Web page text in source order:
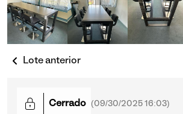
Lote anterior
Cerrado (09/30/2025 16:03)